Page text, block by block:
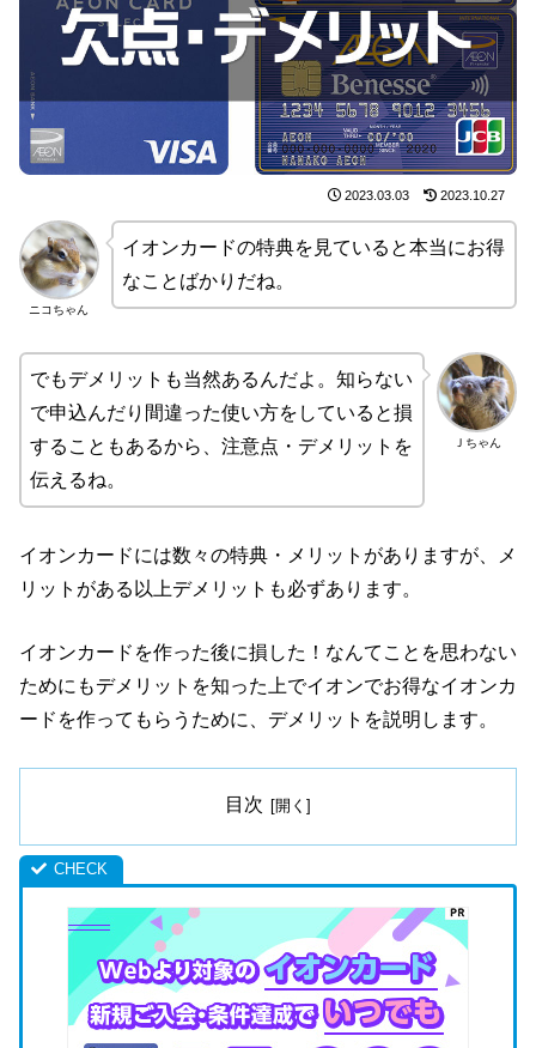
2023.03.03 2023.10.27
ニコちゃん
イオンカードの特典を見ていると本当にお得
なことばかりだね。
Ｊちゃん
でもデメリットも当然あるんだよ。知らない
で申込んだり間違った使い方をしていると損
することもあるから、注意点・デメリットを
伝えるね。
イオンカードには数々の特典・メリットがありますが、メ
リットがある以上デメリットも必ずあります。
イオンカードを作った後に損した！なんてことを思わない
ためにもデメリットを知った上でイオンでお得なイオンカ
ードを作ってもらうために、デメリットを説明します。
目次